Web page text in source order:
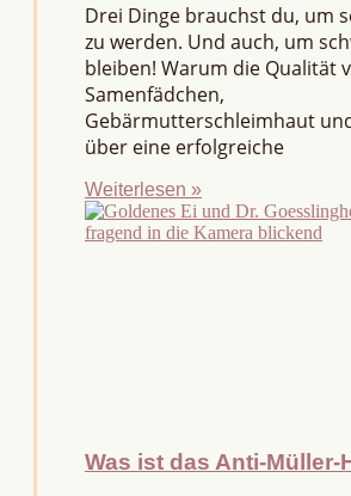
Drei Dinge brauchst du, um
zu werden. Und auch, um
bleiben! Warum die Qualität
Samenfädchen,
Gebärmutterschleimhaut
über eine erfolgreiche
Weiterlesen »
Was ist das Anti-Müller-